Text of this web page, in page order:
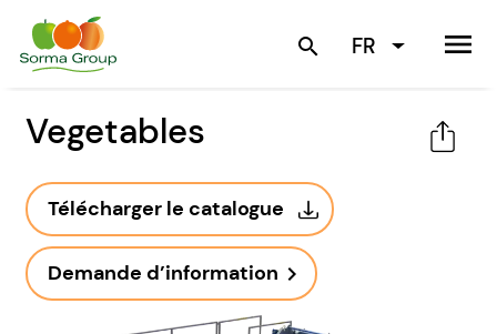
search FR menu
Vegetables
Télécharger le catalogue
Demande d’information navigate_next